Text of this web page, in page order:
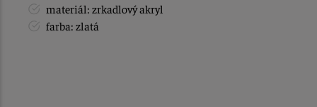
materiál: zrkadlový akryl
farba: zlatá